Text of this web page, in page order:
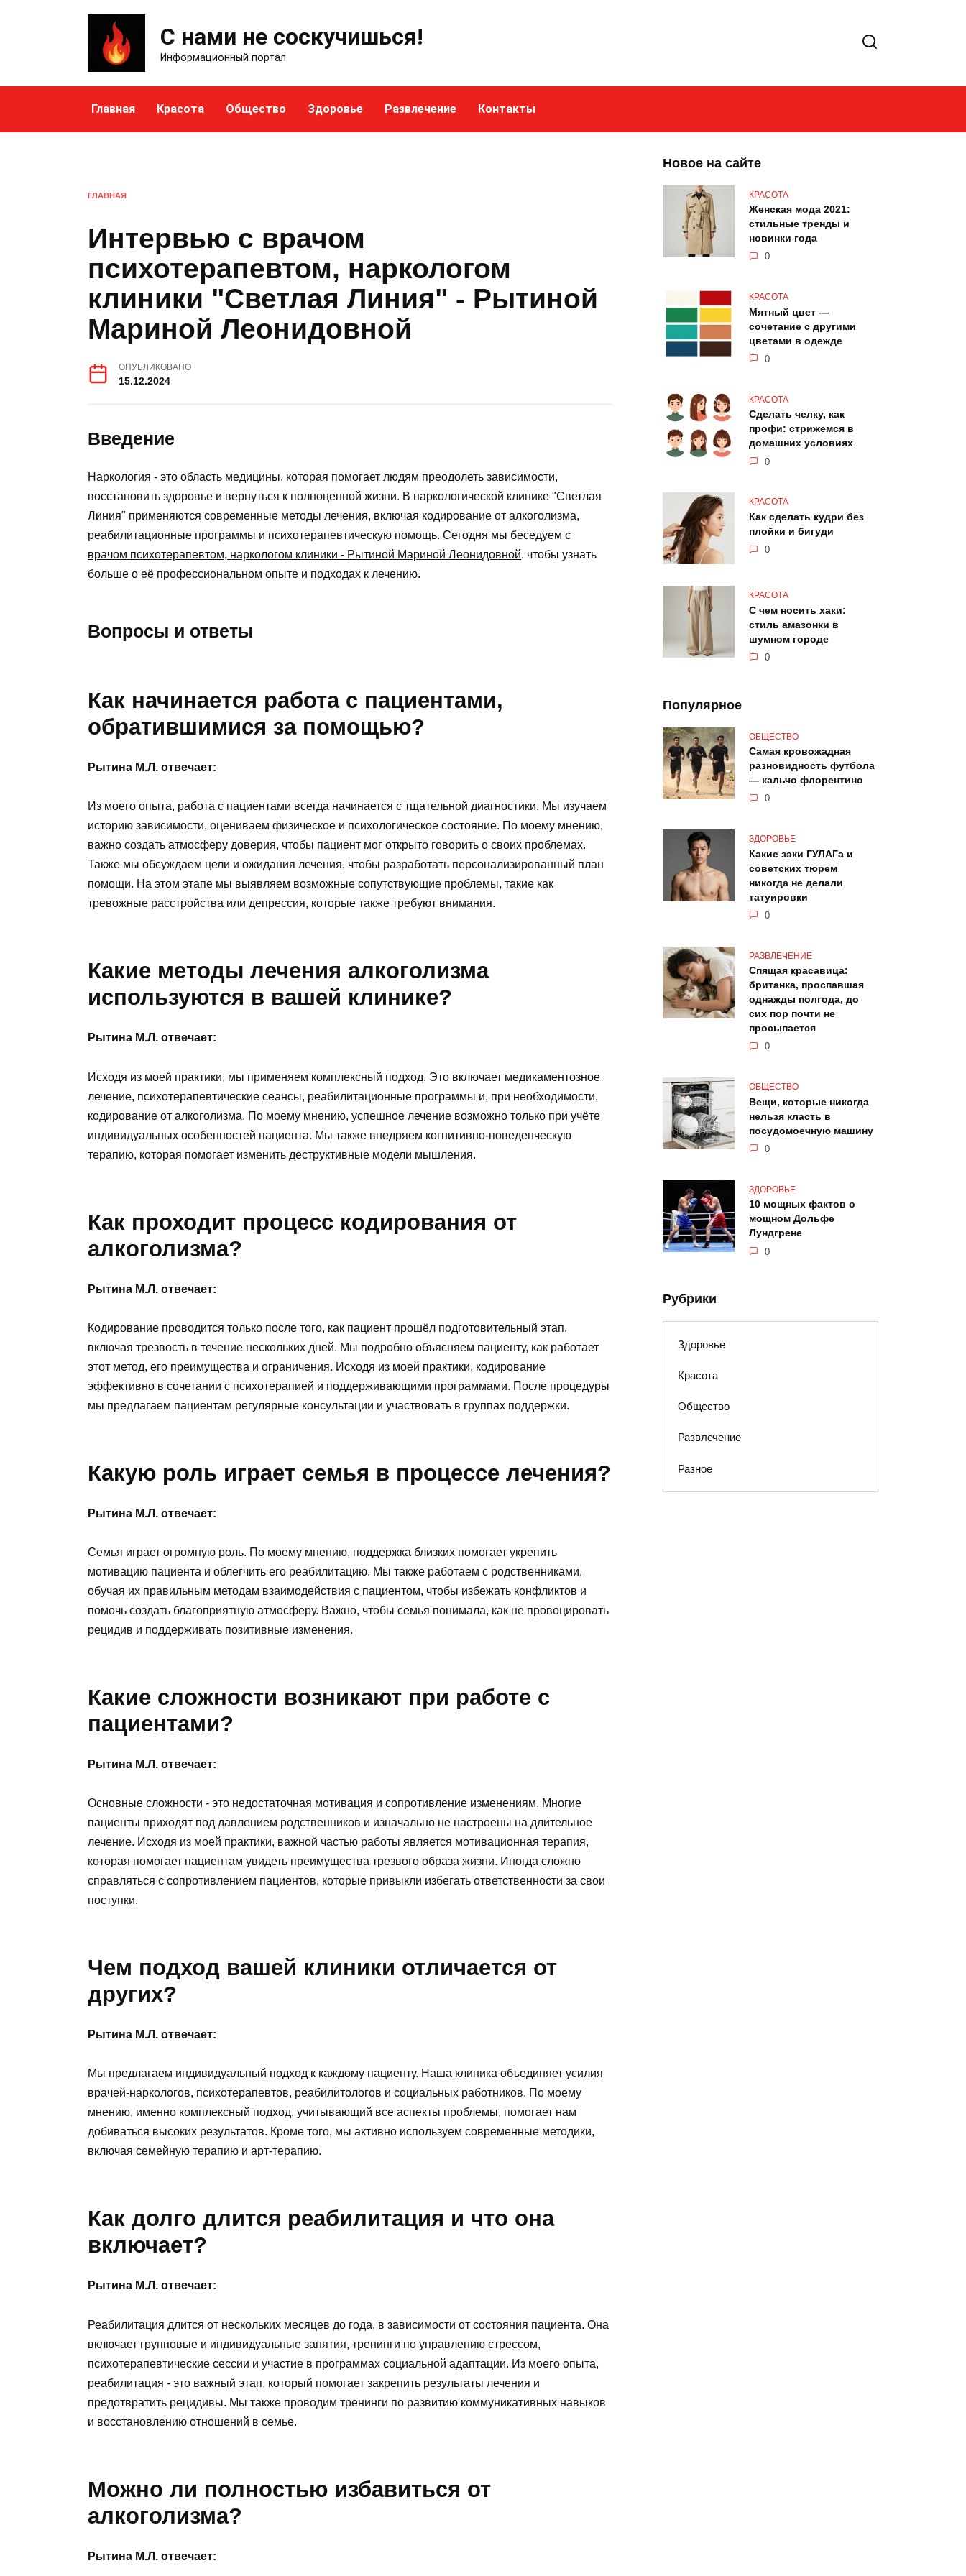
С нами не соскучишься!
Информационный портал
Главная Красота Общество Здоровье Развлечение Контакты
ГЛАВНАЯ
Интервью с врачом
психотерапевтом, наркологом
клиники "Светлая Линия" - Рытиной
Мариной Леонидовной
ОПУБЛИКОВАНО
15.12.2024
Введение
Наркология - это область медицины, которая помогает людям преодолеть зависимости,
восстановить здоровье и вернуться к полноценной жизни. В наркологической клинике "Светлая
Линия" применяются современные методы лечения, включая кодирование от алкоголизма,
реабилитационные программы и психотерапевтическую помощь. Сегодня мы беседуем с
врачом психотерапевтом, наркологом клиники - Рытиной Мариной Леонидовной, чтобы узнать
больше о её профессиональном опыте и подходах к лечению.
Вопросы и ответы
Как начинается работа с пациентами,
обратившимися за помощью?
Рытина М.Л. отвечает:
Из моего опыта, работа с пациентами всегда начинается с тщательной диагностики. Мы изучаем
историю зависимости, оцениваем физическое и психологическое состояние. По моему мнению,
важно создать атмосферу доверия, чтобы пациент мог открыто говорить о своих проблемах.
Также мы обсуждаем цели и ожидания лечения, чтобы разработать персонализированный план
помощи. На этом этапе мы выявляем возможные сопутствующие проблемы, такие как
тревожные расстройства или депрессия, которые также требуют внимания.
Какие методы лечения алкоголизма
используются в вашей клинике?
Рытина М.Л. отвечает:
Исходя из моей практики, мы применяем комплексный подход. Это включает медикаментозное
лечение, психотерапевтические сеансы, реабилитационные программы и, при необходимости,
кодирование от алкоголизма. По моему мнению, успешное лечение возможно только при учёте
индивидуальных особенностей пациента. Мы также внедряем когнитивно-поведенческую
терапию, которая помогает изменить деструктивные модели мышления.
Как проходит процесс кодирования от
алкоголизма?
Рытина М.Л. отвечает:
Кодирование проводится только после того, как пациент прошёл подготовительный этап,
включая трезвость в течение нескольких дней. Мы подробно объясняем пациенту, как работает
этот метод, его преимущества и ограничения. Исходя из моей практики, кодирование
эффективно в сочетании с психотерапией и поддерживающими программами. После процедуры
мы предлагаем пациентам регулярные консультации и участвовать в группах поддержки.
Какую роль играет семья в процессе лечения?
Рытина М.Л. отвечает:
Семья играет огромную роль. По моему мнению, поддержка близких помогает укрепить
мотивацию пациента и облегчить его реабилитацию. Мы также работаем с родственниками,
обучая их правильным методам взаимодействия с пациентом, чтобы избежать конфликтов и
помочь создать благоприятную атмосферу. Важно, чтобы семья понимала, как не провоцировать
рецидив и поддерживать позитивные изменения.
Какие сложности возникают при работе с
пациентами?
Рытина М.Л. отвечает:
Основные сложности - это недостаточная мотивация и сопротивление изменениям. Многие
пациенты приходят под давлением родственников и изначально не настроены на длительное
лечение. Исходя из моей практики, важной частью работы является мотивационная терапия,
которая помогает пациентам увидеть преимущества трезвого образа жизни. Иногда сложно
справляться с сопротивлением пациентов, которые привыкли избегать ответственности за свои
поступки.
Чем подход вашей клиники отличается от
других?
Рытина М.Л. отвечает:
Мы предлагаем индивидуальный подход к каждому пациенту. Наша клиника объединяет усилия
врачей-наркологов, психотерапевтов, реабилитологов и социальных работников. По моему
мнению, именно комплексный подход, учитывающий все аспекты проблемы, помогает нам
добиваться высоких результатов. Кроме того, мы активно используем современные методики,
включая семейную терапию и арт-терапию.
Как долго длится реабилитация и что она
включает?
Рытина М.Л. отвечает:
Реабилитация длится от нескольких месяцев до года, в зависимости от состояния пациента. Она
включает групповые и индивидуальные занятия, тренинги по управлению стрессом,
психотерапевтические сессии и участие в программах социальной адаптации. Из моего опыта,
реабилитация - это важный этап, который помогает закрепить результаты лечения и
предотвратить рецидивы. Мы также проводим тренинги по развитию коммуникативных навыков
и восстановлению отношений в семье.
Можно ли полностью избавиться от
алкоголизма?
Рытина М.Л. отвечает:
Новое на сайте
КРАСОТА
Женская мода 2021:
стильные тренды и
новинки года
0
КРАСОТА
Мятный цвет —
сочетание с другими
цветами в одежде
0
КРАСОТА
Сделать челку, как
профи: стрижемся в
домашних условиях
0
КРАСОТА
Как сделать кудри без
плойки и бигуди
0
КРАСОТА
С чем носить хаки:
стиль амазонки в
шумном городе
0
Популярное
ОБЩЕСТВО
Самая кровожадная
разновидность футбола
— кальчо флорентино
0
ЗДОРОВЬЕ
Какие зэки ГУЛАГа и
советских тюрем
никогда не делали
татуировки
0
РАЗВЛЕЧЕНИЕ
Спящая красавица:
британка, проспавшая
однажды полгода, до
сих пор почти не
просыпается
0
ОБЩЕСТВО
Вещи, которые никогда
нельзя класть в
посудомоечную машину
0
ЗДОРОВЬЕ
10 мощных фактов о
мощном Дольфе
Лундгрене
0
Рубрики
Здоровье
Красота
Общество
Развлечение
Разное